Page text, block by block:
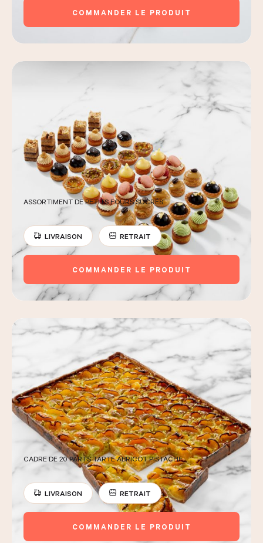
COMMANDER LE PRODUIT
ASSORTIMENT DE PETITS FOURS SUCRÉS
LIVRAISON RETRAIT
COMMANDER LE PRODUIT
CADRE DE 20 PARTS TARTE ABRICOT PISTACHE
LIVRAISON RETRAIT
COMMANDER LE PRODUIT